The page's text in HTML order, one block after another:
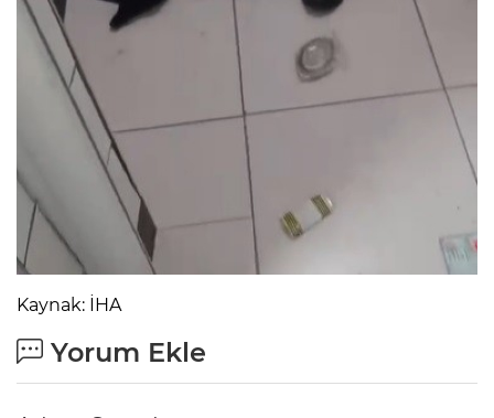
Kaynak: İHA
Yorum Ekle